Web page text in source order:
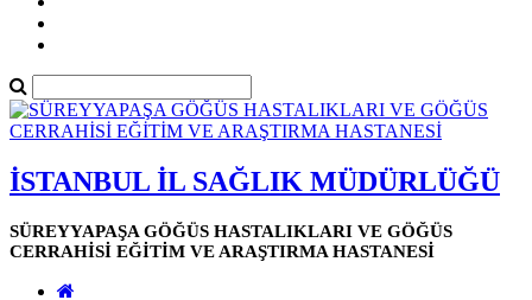
İSTANBUL İL SAĞLIK MÜDÜRLÜĞÜ
SÜREYYAPAŞA GÖĞÜS HASTALIKLARI VE GÖĞÜS
CERRAHİSİ EĞİTİM VE ARAŞTIRMA HASTANESİ